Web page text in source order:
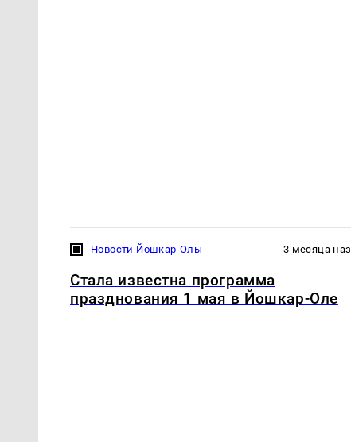
Новости Йошкар-Олы 3 месяца
Стала известна программа
празднования 1 мая в Йошкар-Оле